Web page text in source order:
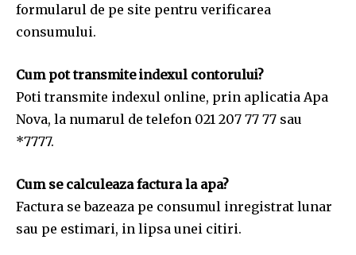
formularul de pe site pentru verificarea
consumului.
Cum pot transmite indexul contorului?
Poti transmite indexul online, prin aplicatia Apa
Nova, la numarul de telefon 021 207 77 77 sau
*7777.
Cum se calculeaza factura la apa?
Factura se bazeaza pe consumul inregistrat lunar
sau pe estimari, in lipsa unei citiri.